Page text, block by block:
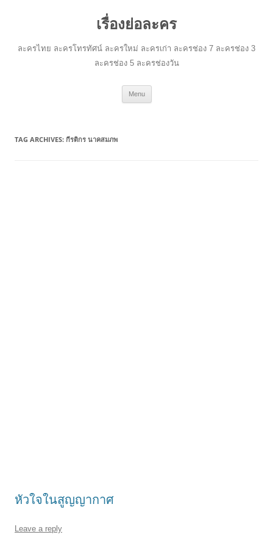
เรื่องย่อละคร
ละครไทย ละครโทรทัศน์ ละครใหม่ ละครเก่า ละครช่อง 7 ละครช่อง 3
ละครช่อง 5 ละครช่องวัน
Menu
TAG ARCHIVES: กีรติกร นาคสมภพ
หัวใจในสูญญากาศ
Leave a reply